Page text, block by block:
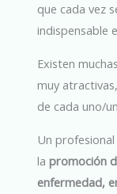
que cada vez
indispensable
Existen
muy
de cada uno/
Un
lapromoción
enfermedad,